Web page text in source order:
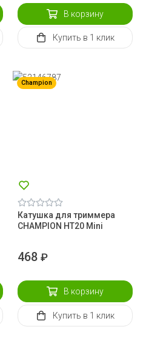
В корзину
Купить в 1 клик
Champion
Катушка для триммера
CHAMPION HT20 Mini
468₽
В корзину
Купить в 1 клик